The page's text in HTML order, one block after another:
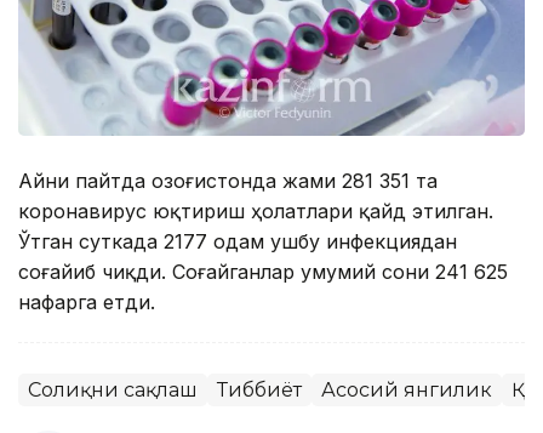
Айни пайтда Қозоғистонда жами 281 351 та
коронавирус юқтириш ҳолатлари қайд этилган.
Ўтган суткада 2177 одам ушбу инфекциядан
соғайиб чиқди. Соғайганлар умумий сони 241 625
нафарга етди.
Соғлиқни сақлаш Тиббиёт Асосий янгилик ҚР